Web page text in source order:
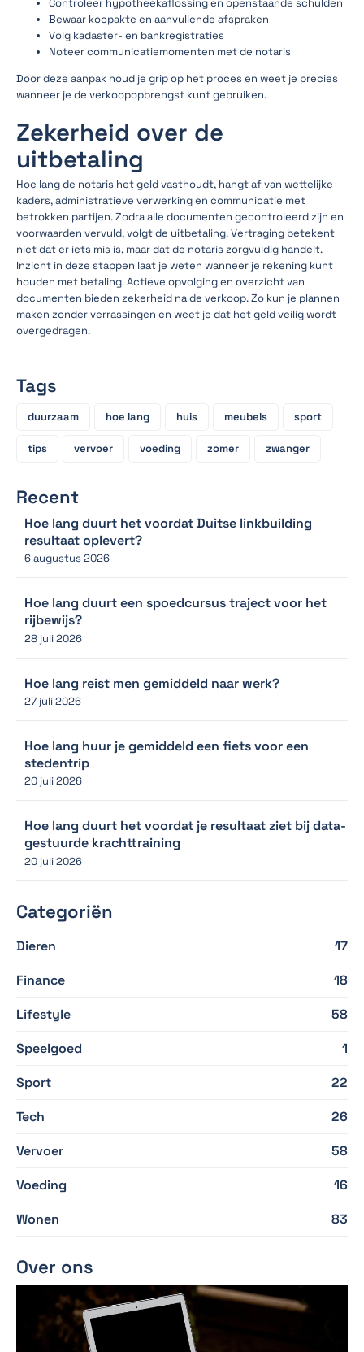
Controleer hypotheekaflossing en openstaande schulden
Bewaar koopakte en aanvullende afspraken
Volg kadaster- en bankregistraties
Noteer communicatiemomenten met de notaris
Door deze aanpak houd je grip op het proces en weet je precies
wanneer je de verkoopopbrengst kunt gebruiken.
Zekerheid over de
uitbetaling
Hoe lang de notaris het geld vasthoudt, hangt af van wettelijke
kaders, administratieve verwerking en communicatie met
betrokken partijen. Zodra alle documenten gecontroleerd zijn en
voorwaarden vervuld, volgt de uitbetaling. Vertraging betekent
niet dat er iets mis is, maar dat de notaris zorgvuldig handelt.
Inzicht in deze stappen laat je weten wanneer je rekening kunt
houden met betaling. Actieve opvolging en overzicht van
documenten bieden zekerheid na de verkoop. Zo kun je plannen
maken zonder verrassingen en weet je dat het geld veilig wordt
overgedragen.
Tags
duurzaam hoe lang huis meubels sport
tips vervoer voeding zomer zwanger
Recent
Hoe lang duurt het voordat Duitse linkbuilding
resultaat oplevert?
6 augustus 2026
Hoe lang duurt een spoedcursus traject voor het
rijbewijs?
28 juli 2026
Hoe lang reist men gemiddeld naar werk?
27 juli 2026
Hoe lang huur je gemiddeld een fiets voor een
stedentrip
20 juli 2026
Hoe lang duurt het voordat je resultaat ziet bij data-
gestuurde krachttraining
20 juli 2026
Categoriën
Dieren
17
Finance
18
Lifestyle
58
Speelgoed
1
Sport
22
Tech
26
Vervoer
58
Voeding
16
Wonen
83
Over ons